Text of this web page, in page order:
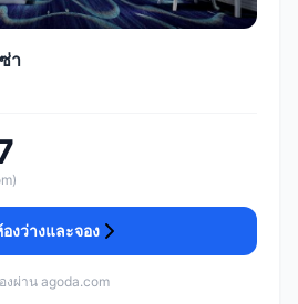
า
งว่างและจอง
งผ่าน agoda.com